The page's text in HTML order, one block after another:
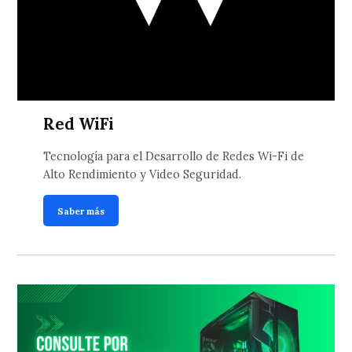
Red WiFi
Tecnología para el Desarrollo de Redes Wi-Fi de
Alto Rendimiento y Video Seguridad.
Saber más